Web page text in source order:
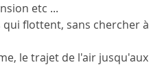
etc ...
qui flottent, sans chercher à
le trajet de l'air jusqu'aux